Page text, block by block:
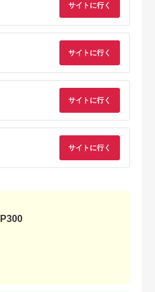
出典：auPAYふるさと納
税
兵庫県 川西市
冊（6枚つづり） ／
ス 癒し 兵庫県
5.0
寄付金額:19,000円
出典：auPAYふるさと
鹿児島県 屋久島町
カスタマイズツアー
寄付金額:173,000
サイトに行く
サイトに行く
サイトに行く
サイトに行く